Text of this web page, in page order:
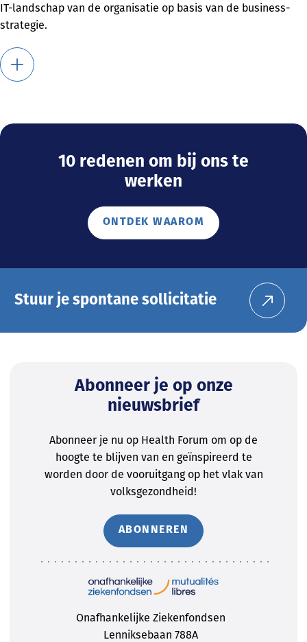
IT-landschap van de organisatie op basis van de business-
strategie.
10 redenen om bij ons te
werken
ONTDEK WAAROM
Stuur je spontane sollicitatie
Abonneer je op onze
nieuwsbrief
Abonneer je nu op Health Forum om op de
hoogte te blijven van en geïnspireerd te
worden door de vooruitgang op het vlak van
volksgezondheid!
ABONNEREN
Onafhankelijke Ziekenfondsen
Lenniksebaan 788A